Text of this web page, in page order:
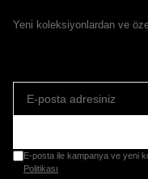
Yeni koleksiyonlardan ve
E-posta ile kampanya ve yeni
Politikası